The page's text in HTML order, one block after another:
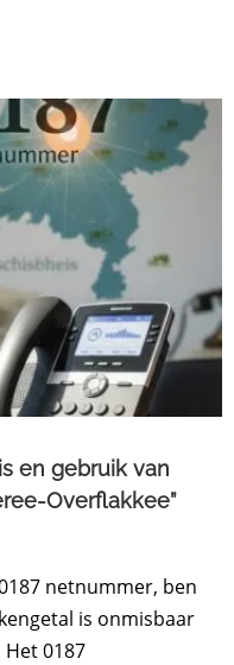
en gebruik van
Overflakkee”
netnummer, ben
is onmisbaar
0187